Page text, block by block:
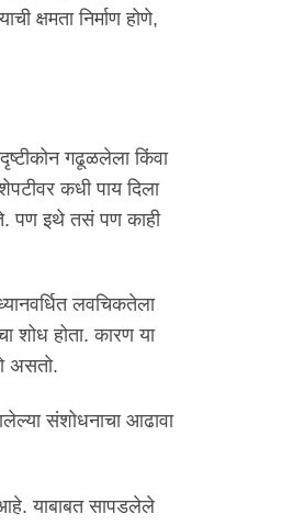
क्षमता निर्माण होणे,
गढूळलेला किंवा
कधी पाय दिला
पण इथे तसं पण काही
लवचिकतेला
शोध होता. कारण या
असतो.
संशोधनाचा आढावा
आहे. याबाबत सापडलेले